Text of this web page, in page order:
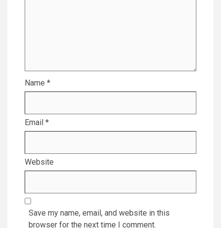
Name *
Email *
Website
Save my name, email, and website in this
browser for the next time I comment.